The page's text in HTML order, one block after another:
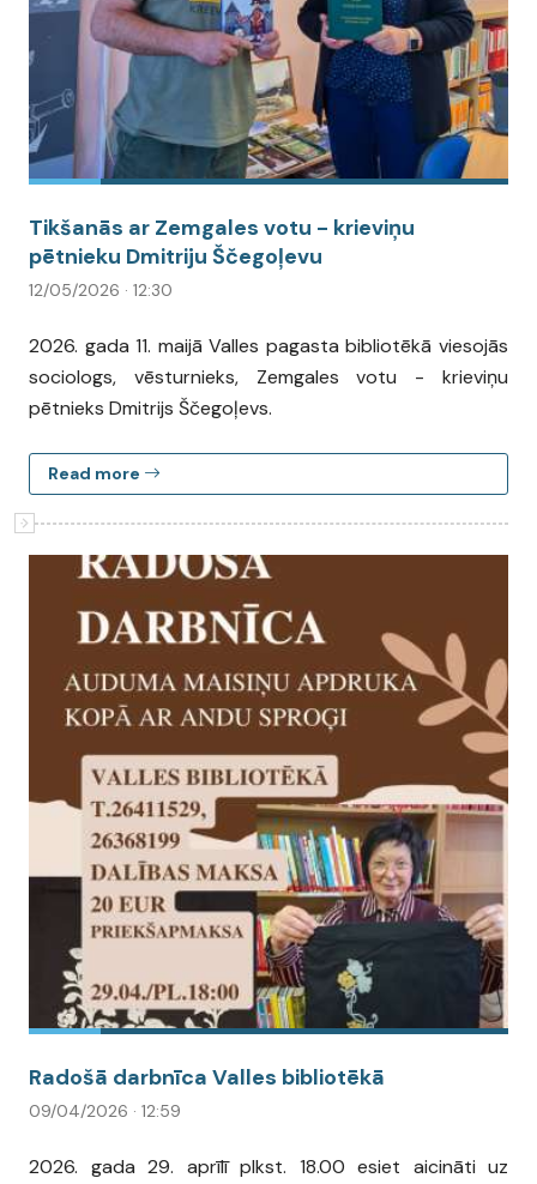
Tikšanās ar Zemgales votu - krieviņu
pētnieku Dmitriju Ščegoļevu
12/05/2026 · 12:30
2026. gada 11. maijā Valles pagasta bibliotēkā viesojās
sociologs, vēsturnieks, Zemgales votu - krieviņu
pētnieks Dmitrijs Ščegoļevs.
Read more
Radošā darbnīca Valles bibliotēkā
09/04/2026 · 12:59
2026. gada 29. aprīlī plkst. 18.00 esiet aicināti uz